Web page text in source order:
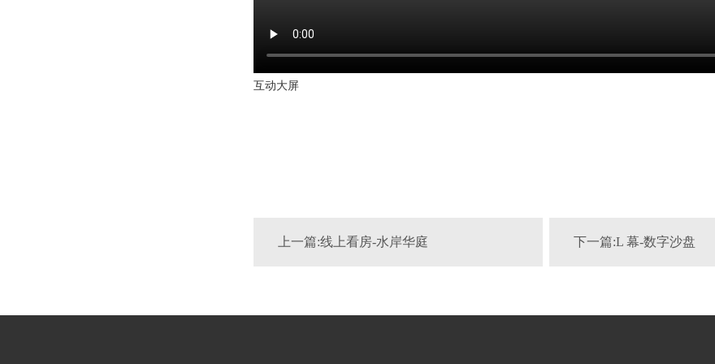
互动大屏
上一篇:线上看房-水岸华庭 下一篇:L 幕-数字沙盘